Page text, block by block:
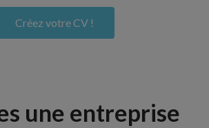
Créez votre CV !
une entreprise